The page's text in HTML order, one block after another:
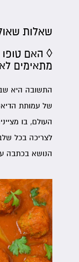
שאלות
◊ האם טופו
מתאימים
של עמותת
העולם, בו
לצריכה בכל
הנושא בכתבה